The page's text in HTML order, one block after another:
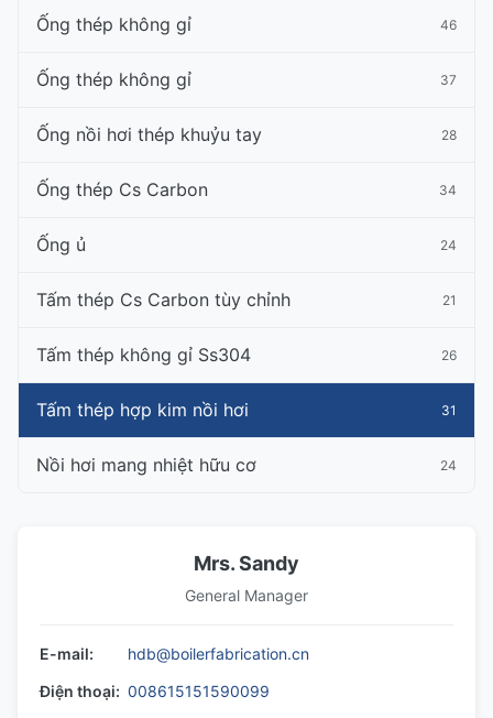
Ống thép không gỉ 46
Ống thép không gỉ 37
Ống nồi hơi thép khuỷu tay 28
Ống thép Cs Carbon 34
Ống ủ 24
Tấm thép Cs Carbon tùy chỉnh 21
Tấm thép không gỉ Ss304 26
Tấm thép hợp kim nồi hơi 31
Nồi hơi mang nhiệt hữu cơ 24
Mrs. Sandy
General Manager
E-mail:
hdb@boilerfabrication.cn
Điện thoại: 008615151590099